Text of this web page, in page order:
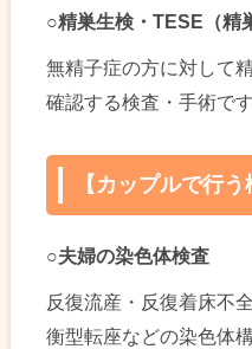
○精巣生検・TESE（精
無精子症の方に対して
確認する検査・手術です
【カップルで行う
○夫婦の染色体検査
反復流産・反復着床不
衡型転座などの染色体